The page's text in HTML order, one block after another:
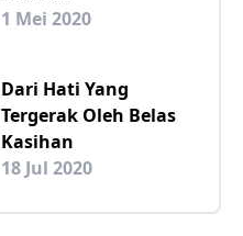
1 Mei 2020
Dari Hati Yang
Tergerak Oleh Belas
Kasihan
18 Jul 2020